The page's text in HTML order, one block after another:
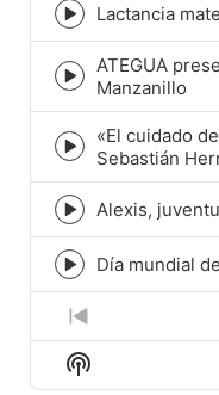
Episode
play
icon
Lactancia
Episode
play
icon
ATEGUA
Manzanillo
Episode
play
icon
«El cuidado
Sebastián
Episode
play
icon
Alexis,
Episode
play
icon
Día mundial
Previous
Episode
Show
Podcast